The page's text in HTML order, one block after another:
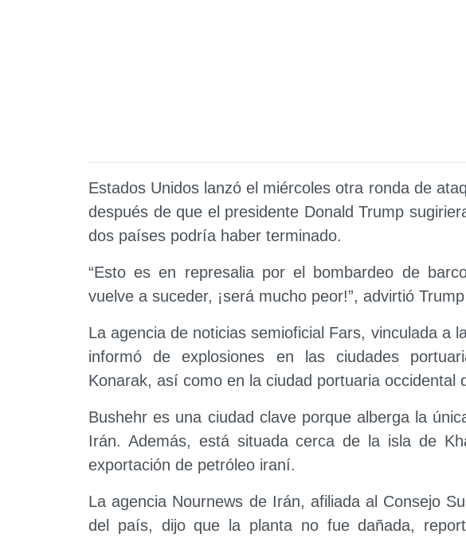
Estados Unidos lanzó el miércoles otra ronda de
después de que el presidente Donald Trump
dos países podría haber terminado.
“Esto es en represalia por el bombardeo de
vuelve a suceder, ¡será mucho peor!”, advirtió
La agencia de noticias semioficial Fars, vinculada a
informó de explosiones en las ciudades
Konarak, así como en la ciudad portuaria occidental
Bushehr es una ciudad clave porque alberga la
Irán. Además, está situada cerca de la isla de
exportación de petróleo iraní.
La agencia Nournews de Irán, afiliada al Consejo
del país, dijo que la planta no fue dañada,